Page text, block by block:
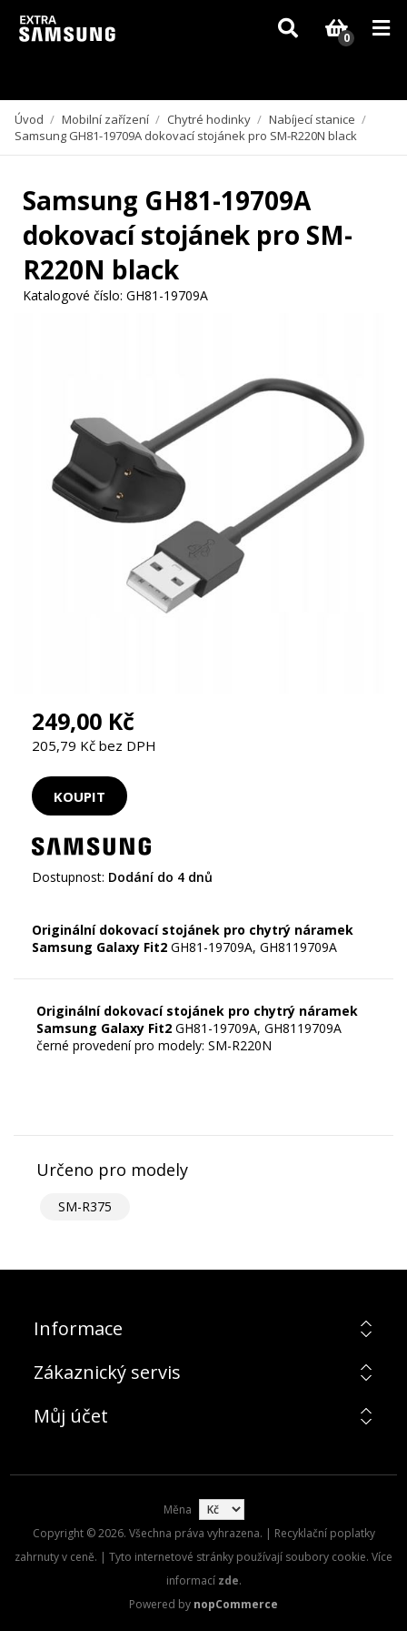
Vzhledem k aktuální situaci se může dodání dílů, které nejsou skladem,
zpozdit. Děkujeme za pochopení.
0
Úvod / Mobilní zařízení / Chytré hodinky / Nabíjecí stanice /
Samsung GH81-19709A dokovací stojánek pro SM-R220N black
Samsung GH81-19709A
dokovací stojánek pro SM-
R220N black
Katalogové číslo: GH81-19709A
249,00 Kč
205,79 Kč bez DPH
Dostupnost: Dodání do 4 dnů
Originální dokovací stojánek pro chytrý náramek
Samsung Galaxy Fit2
Originální dokovací stojánek pro chytrý náramek
Samsung Galaxy Fit2 GH81-19709A, GH8119709A
černé provedení pro modely: SM-R220N
Určeno pro modely
SM-R375
Informace
Zákaznický servis
Můj účet
Měna
Copyright © 2026. Všechna práva vyhrazena. | Recyklační poplatky
zahrnuty v ceně. | Tyto internetové stránky používají soubory cookie. Více
informací zde.
Powered by nopCommerce